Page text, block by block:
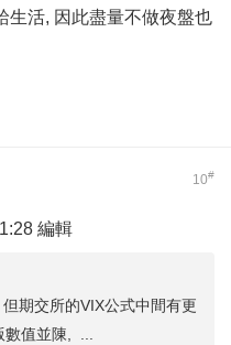
生活, 因此盡量不做夜盤也
10#
編輯
期交所的VIX公式中間有更
值並陳, ...